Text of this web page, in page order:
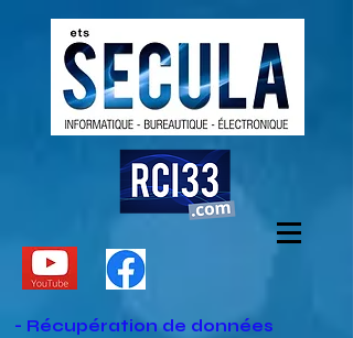
- Récupération de données